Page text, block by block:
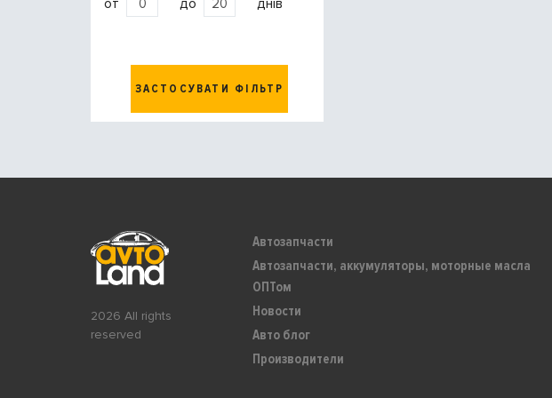
ЗАСТОСУВАТИ ФІЛЬТР
2026 All rights
reserved
Автозапчасти
Автозапчасти, аккумуляторы, моторные масла
ОПТом
Новости
Авто блог
Производители